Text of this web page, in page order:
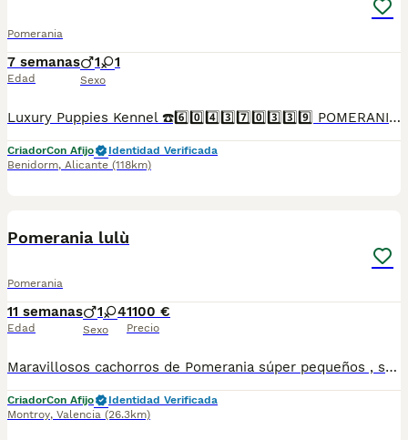
Pomerania
7 semanas
Edad
1 1
Sexo
Luxury Puppies Kennel ☎️6️⃣0️⃣4️⃣3️⃣7️⃣0️⃣3️⃣3️⃣9️⃣ POMERANIA PURA RAZA OJOS AZULES EXOTICOS EXCLUSIVOS Somos centro canino y asesores caninos .PROFESIONALES 🤝. Todos nuestros cachorros se entregan con contrato y garantías . Luxury Puppies Kennel: Todos nuestros cachorros se entregan con contrato y previa reserva , siempre con garantías víricas y congenitas . Se entregan revisado veterinario * Contrato ,garantías víricas y congénitas 📝 * Cartilla sanitaria 🪪 * Vacunas al día .💉 * Revisión veterinaria 📋 *Informe previo a la entrega por el veterinario y exploración completa de tu cachorro ⛑️ que incluye : ✓collar cachorro 🐕 ✓ correa cachorro .🐕 ✓ juguete cachorro 🐕 correa y collar y jueguete ✓ pasaporte a nombre del nuevo propietario.📘 ✓ chip identificativo. 🏷️ ✓ Bolsa de pienso Tenemos también otras razas .Lulú pomerania ,bichón maltés coreano ,yorshire terrier ,chihuahua,caniches toy y enanos maltipoo apricot . Te buscamos tú cachorro por encargo .Haz tú reserva Pide tu cita📩 en el 604370339 Y dejanos tu contacto ☎️precios desde...Luxury Puppies Kennel ☎️6️⃣0️⃣4️⃣3️⃣7️⃣0️⃣3️⃣3️⃣9️⃣ Somos centro canino y asesores caninos .PROFESIONALES 🤝. Todos nuestros cachorros se entregan con contrato y garantías . Luxury Puppies Kennel: Todos nuestros cachorros se entregan con contrato y previa reserva , siempre con garantías víricas y congenitas . Se entregan revisado veterinario * Contrato ,garantías víricas y congénitas 📝 * Cartilla sanitaria 🪪 * Vacunas al día .💉 * Revisión veterinaria 📋 *Informe previo a la entrega por el veterinario y exploración completa de tu cachorro ⛑️ que incluye : ✓collar cachorro 🐕 ✓ correa cachorro .🐕 ✓ juguete cachorro 🐕 correa y collar y jueguete ✓ pasaporte a nombre del nuevo propietario.📘 ✓ chip identificativo. 🏷️ ✓ Bolsa de pienso Tenemos también otras razas .Lulú pomerania ,bichón maltés coreano ,yorshire terrier ,chihuahua,caniches toy y enanos maltipoo apricot . Te buscamos tú cachorro por encargo .Haz tú reserva Pide tu cita📩 en el 604370339 Y dejanos tu contacto ☎️precios desde...
CriadorCon Afijo
Identidad Verificada
Benidorm, Alicante (118km)
Pomerania lulù
Pomerania
11 semanas
Edad
1 4
Sexo
1100 €
Precio
Maravillosos cachorros de Pomerania súper pequeños , se quedarán en una verdadera miniatura . Los padres viven con nosotros y son perros muy felices.
CriadorCon Afijo
Identidad Verificada
Montroy, Valencia (26.3km)